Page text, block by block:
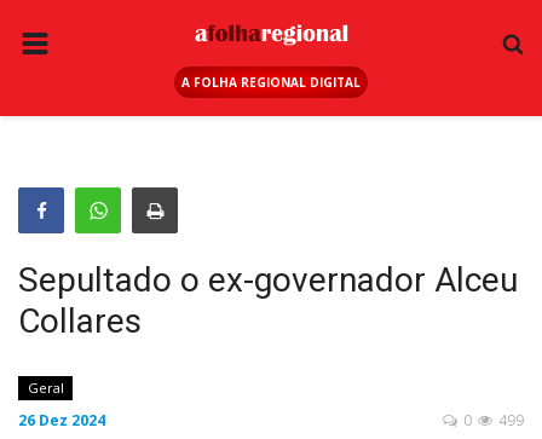
A FOLHA REGIONAL DIGITAL
ANUNCIE AQUI
ESPORTE
REGIÃO
SAÚDE
EDUCAÇÃO
SEGURANÇA
Sepultado o ex-governador Alceu
Collares
Geral
26 Dez 2024 499
0